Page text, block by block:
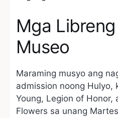
Mga
Museo
Maraming musyo ang
admission noong Hulyo,
Young, Legion of Honor,
Flowers sa unang